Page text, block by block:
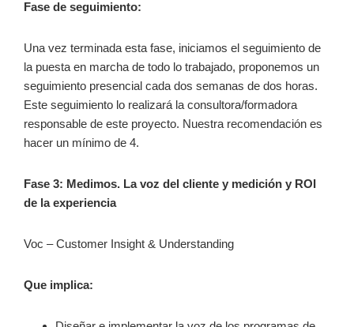
Fase de seguimiento:
Una vez terminada esta fase, iniciamos el seguimiento de
la puesta en marcha de todo lo trabajado, proponemos un
seguimiento presencial cada dos semanas de dos horas.
Este seguimiento lo realizará la consultora/formadora
responsable de este proyecto. Nuestra recomendación es
hacer un mínimo de 4.
Fase 3: Medimos. La voz del cliente y medición y ROI
de la experiencia
Voc – Customer Insight & Understanding
Que implica: